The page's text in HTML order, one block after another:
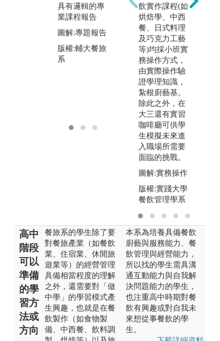
具有邏輯的專
業課程報告
圖解:專題報告
版權:輔大餐旅
系
結合。
圖解:實作實習
版權:輔大餐旅
系
飲實作課程(如
烘焙學、中西
餐、日式料理
及巧克力工藝
等)均採小班實
務操作方式，
由實際操作驗
證學理知識，
紮根廚藝基。
除此之外，在
大三還有實習
咖啡廳可供學
生模擬未來進
入職場所需要
面臨的挑戰。
圖解:實務操作
版權:實踐大學
餐飲管理學系
高中
階段
可以
準備
的學
習方
法或
方向
餐旅系的學生除了要
對餐旅產業（如餐飲
業、住宿業、休閒旅
遊業等）的經營管理
具備相當程度的理解
之外，還需要對「做
中學」的學習模式產
生興趣，也就是在餐
飲製作（如食物製
備、中西餐、飲料調
本系為培養具備餐飲
廚藝與服務能力、餐
飲管理與經營能力，
所以找的學生需具溝
通互動能力與自我解
決問題能力的學生，
也注重高中時期對餐
飲有興趣或對自我未
來想從事餐飲的學
生。